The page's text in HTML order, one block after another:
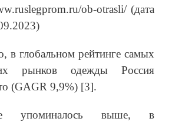
ob-otrasli/ (дата
в глобальном рейтинге самых
рынков одежды Россия
(GAGR 9,9%) [3].
упоминалось выше, в